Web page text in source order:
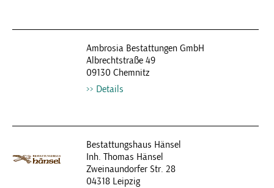
Ambrosia Bestattungen GmbH
Albrechtstraße 49
09130 Chemnitz
Details
Bestattungshaus Hänsel
Inh. Thomas Hänsel
Zweinaundorfer Str. 28
04318 Leipzig